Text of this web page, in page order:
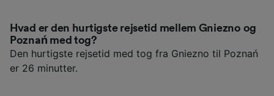
Hvad er den hurtigste rejsetid mellem Gniezno og
Poznań med tog?
Den hurtigste rejsetid med tog fra Gniezno til Poznań
er 26 minutter.